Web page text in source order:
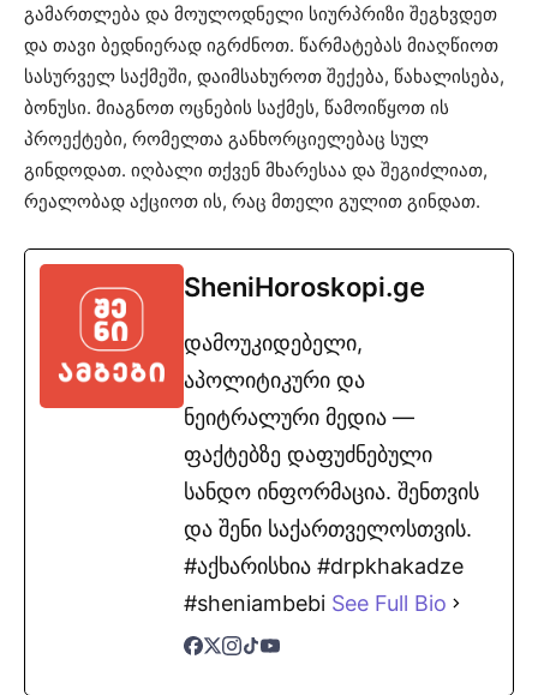
გამართლება და მოულოდნელი სიურპრიზი შეგხვდეთ
და თავი ბედნიერად იგრძნოთ. წარმატებას მიაღწიოთ
სასურველ საქმეში, დაიმსახუროთ შექება, წახალისება,
ბონუსი. მიაგნოთ ოცნების საქმეს, წამოიწყოთ ის
პროექტები, რომელთა განხორციელებაც სულ
გინდოდათ. იღბალი თქვენ მხარესაა და შეგიძლიათ,
რეალობად აქციოთ ის, რაც მთელი გულით გინდათ.
SheniHoroskopi.ge
დამოუკიდებელი,
აპოლიტიკური და
ნეიტრალური მედია —
ფაქტებზე დაფუძნებული
სანდო ინფორმაცია. შენთვის
და შენი საქართველოსთვის.
#აქხარისხია #drpkhakadze
#sheniambebi See Full Bio